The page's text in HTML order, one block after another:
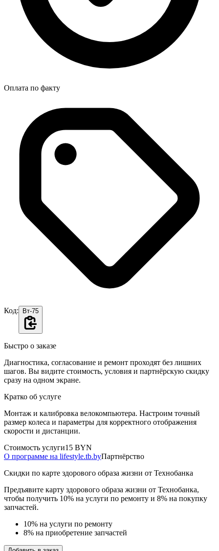
Оплата по факту
Код: Вт-75
Быстро о заказе
Диагностика, согласование и ремонт проходят без лишних
шагов. Вы видите стоимость, условия и партнёрскую скидку
сразу на одном экране.
Кратко об услуге
Монтаж и калибровка велокомпьютера. Настроим точный
размер колеса и параметры для корректного отображения
скорости и дистанции.
Стоимость услуги15 BYN
О программе на lifestyle.tb.byПартнёрство
Скидки по карте здорового образа жизни от Технобанка
Предъявите карту здорового образа жизни от Технобанка,
чтобы получить 10% на услуги по ремонту и 8% на покупку
запчастей.
10% на услуги по ремонту
8% на приобретение запчастей